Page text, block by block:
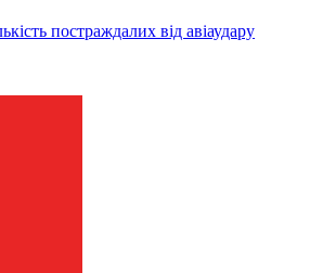
постраждалих від авіаудару